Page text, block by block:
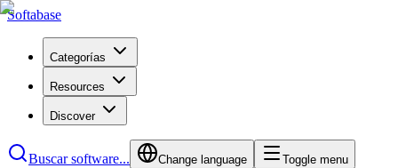
Softabase
Categorías
Resources
Discover
Buscar software... Change language Toggle menu